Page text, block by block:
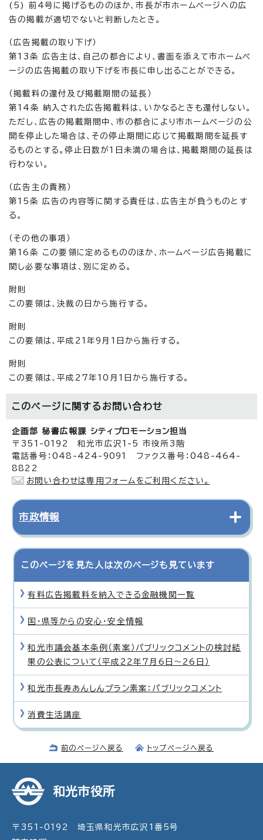
(5) 前4号に掲げるもののほか、市長が市ホームページへの広
告の掲載が適切でないと判断したとき。
（広告掲載の取り下げ）
第13条 広告主は、自己の都合により、書面を添えて市ホームペ
ージの広告掲載の取り下げを市長に申し出ることができる。
（掲載料の還付及び掲載期間の延長）
第14条 納入された広告掲載料は、いかなるときも還付しない。
ただし、広告の掲載期間中、市の都合により市ホームページの公
開を停止した場合は、その停止期間に応じて掲載期間を延長す
るものとする。停止日数が1日未満の場合は、掲載期間の延長は
行わない。
（広告主の責務）
第15条 広告の内容等に関する責任は、広告主が負うものとす
る。
（その他の事項）
第16条 この要領に定めるもののほか、ホームページ広告掲載に
関し必要な事項は、別に定める。
附則
この要領は、決裁の日から施行する。
附則
この要領は、平成21年9月1日から施行する。
附則
この要領は、平成27年10月1日から施行する。
このページに関する お問い合わせ
企画部 秘書広報課 シティプロモーション担当
〒351-0192 和光市広沢1-5 市役所3階
電話番号：048-424-9091 ファクス番号：048-464-
8822
お問い合わせは専用フォームをご利用ください。
市政情報
このページを見た人は次のページも見ています
有料広告掲載料を納入できる金融機関一覧
国・県等からの安心・安全情報
和光市議会基本条例（素案）パブリックコメントの検討結
果の公表について（平成22年7月6日〜26日）
和光市長寿あんしんプラン素案：パブリックコメント
消費生活講座
前のページへ戻る トップページへ戻る
和光市役所
〒351-0192 埼玉県和光市広沢1番5号